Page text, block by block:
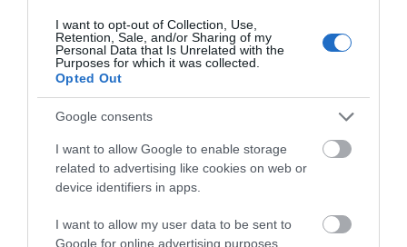
I want to opt-out of Collection, Use,
Retention, Sale, and/or Sharing of my
Personal Data that Is Unrelated with the
Purposes for which it was collected.
Opted Out
Google consents
I want to allow Google to enable storage
related to advertising like cookies on web or
device identifiers in apps.
I want to allow my user data to be sent to
Google for online advertising purposes.
Νίκος Λ.
20/12/2023 στις 13:25
απάνεμο και να μπορεί να δέχεται
κρουαζιερόπλοια. Το λιμάνι του Γαυρίου δεν
προβλήτες, ούτε καν δρόμο. Μακάρι να